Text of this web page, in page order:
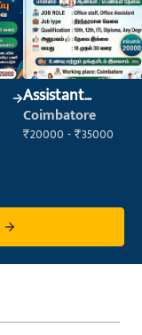
Assistant
Manager
Coimbatore
₹20000 - ₹35000